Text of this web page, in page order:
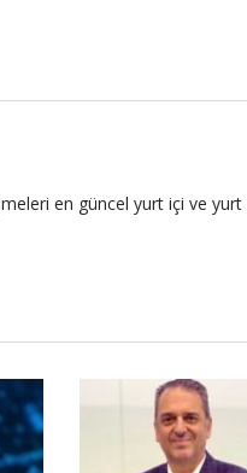
en güncel yurt içi ve yurt